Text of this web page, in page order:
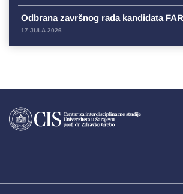
Odbrana završnog rada kandidata
17 JULA 2026